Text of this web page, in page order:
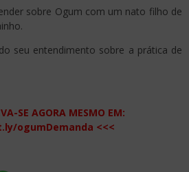
sobre Ogum com um nato filho de
seu entendimento sobre a prática de
SE AGORA MESMO EM:
ogumDemanda <<<